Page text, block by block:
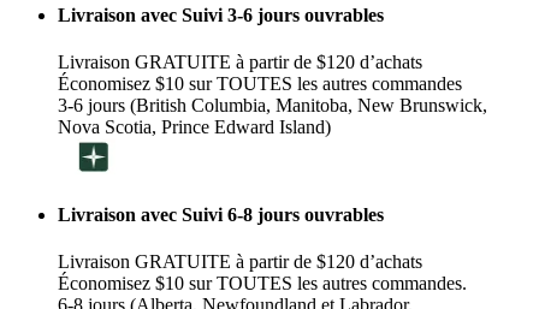
Livraison avec Suivi 3-6 jours ouvrables
Livraison GRATUITE à partir de $120 d’achats
Économisez $10 sur TOUTES les autres commandes
3-6 jours (British Columbia, Manitoba, New Brunswick,
Nova Scotia, Prince Edward Island)
Livraison avec Suivi 6-8 jours ouvrables
Livraison GRATUITE à partir de $120 d’achats
Économisez $10 sur TOUTES les autres commandes.